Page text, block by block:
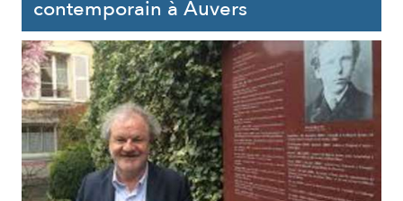
contemporain à Auvers